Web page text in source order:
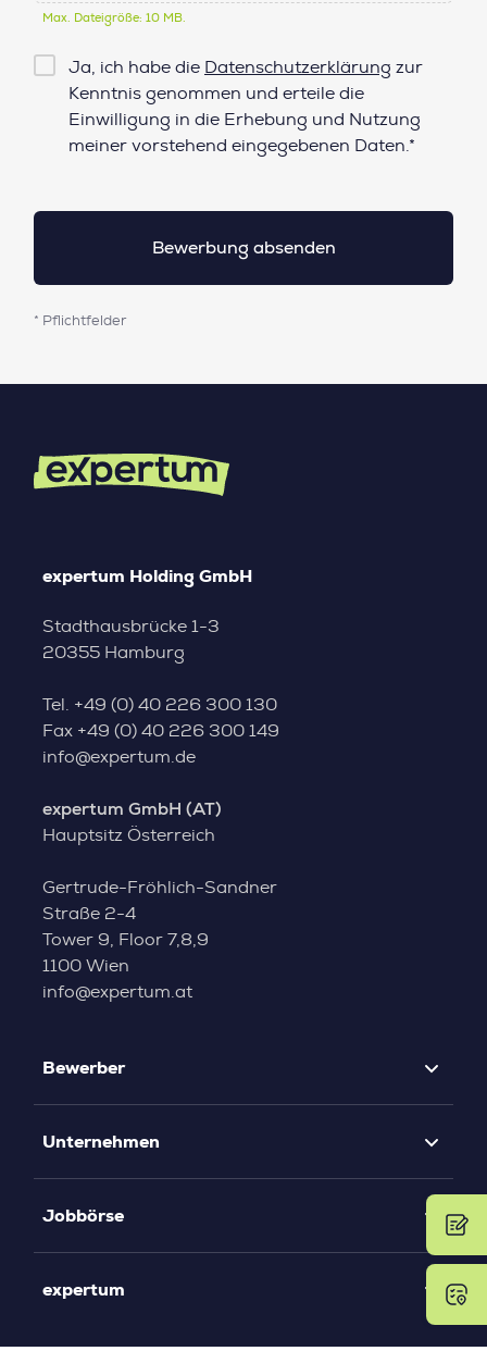
Max. Dateigröße: 10 MB.
Checkbox
Datenschutz*
Ja, ich habe die Datenschutzerklärung zur
Kenntnis genommen und erteile die
Einwilligung in die Erhebung und Nutzung
meiner vorstehend eingegebenen Daten.*
* Pflichtfelder
expertum Holding GmbH
Stadthausbrücke 1-3
20355 Hamburg
Tel. +49 (0) 40 226 300 130
Fax +49 (0) 40 226 300 149
info@expertum.de
expertum GmbH (AT)
Hauptsitz Österreich
Gertrude-Fröhlich-Sandner
Straße 2-4
Tower 9, Floor 7,8,9
1100 Wien
info@expertum.at
Bewerber
Unternehmen
Jobbörse
expertum